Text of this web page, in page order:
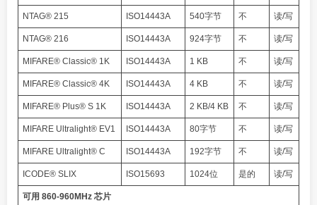
NTAG® 215 ISO14443A 540字节 不 读/写
NTAG® 216 ISO14443A 924字节 不 读/写
MIFARE® Classic® 1K ISO14443A 1 KB 不 读/写
MIFARE® Classic® 4K ISO14443A 4 KB 不 读/写
MIFARE® Plus® S 1K ISO14443A 2 KB/4 KB 不 读/写
MIFARE Ultralight® EV1 ISO14443A 80字节 不 读/写
MIFARE Ultralight® C ISO14443A 192字节 不 读/写
ICODE® SLIX ISO15693 1024位 是的 读/写
可用 860-960MHz 芯片